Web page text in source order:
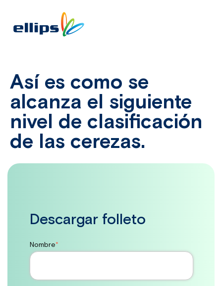
Así es como se
alcanza el siguiente
nivel de clasificación
de las cerezas.
Descargar folleto
Nombre*